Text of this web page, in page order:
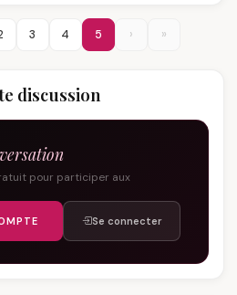
3 4 5 › »
discussion
pour participer aux
Se connecter